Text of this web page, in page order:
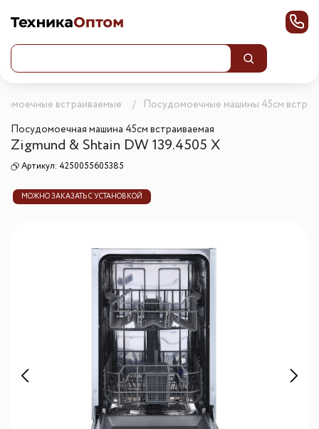
встраиваемые
Посудомоечные машины 45см
Посудомоечная машина 45см встраиваемая
Zigmund & Shtain DW 139.4505 X
Артикул: 4250055605385
МОЖНО ЗАКАЗАТЬ С УСТАНОВКОЙ